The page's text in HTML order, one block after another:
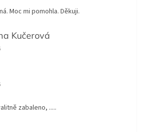
Moc mi pomohla. Děkuji.
Kučerová
obchodu je 5 z 5 hvězdiček.
obchodu je 5 z 5 hvězdiček.
zabaleno, .....